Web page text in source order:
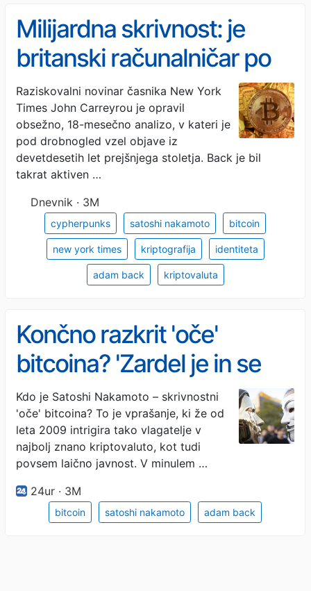
Milijardna skrivnost: je
britanski računalničar po
naključju razkril, kdo je oče
bitcoina?
Raziskovalni novinar časnika New York
Times John Carreyrou je opravil
obsežno, 18-mesečno analizo, v kateri je
pod drobnogled vzel objave iz
devetdesetih let prejšnjega stoletja. Back je bil
takrat aktiven …
Dnevnik · 3M
cypherpunks satoshi nakamoto bitcoin
new york times kriptografija identiteta
adam back kriptovaluta
Končno razkrit 'oče'
bitcoina? 'Zardel je in se
začel nelagodno
prestavljati'
Kdo je Satoshi Nakamoto – skrivnostni
'oče' bitcoina? To je vprašanje, ki že od
leta 2009 intrigira tako vlagatelje v
najbolj znano kriptovaluto, kot tudi
povsem laično javnost. V minulem …
24ur · 3M
bitcoin satoshi nakamoto adam back